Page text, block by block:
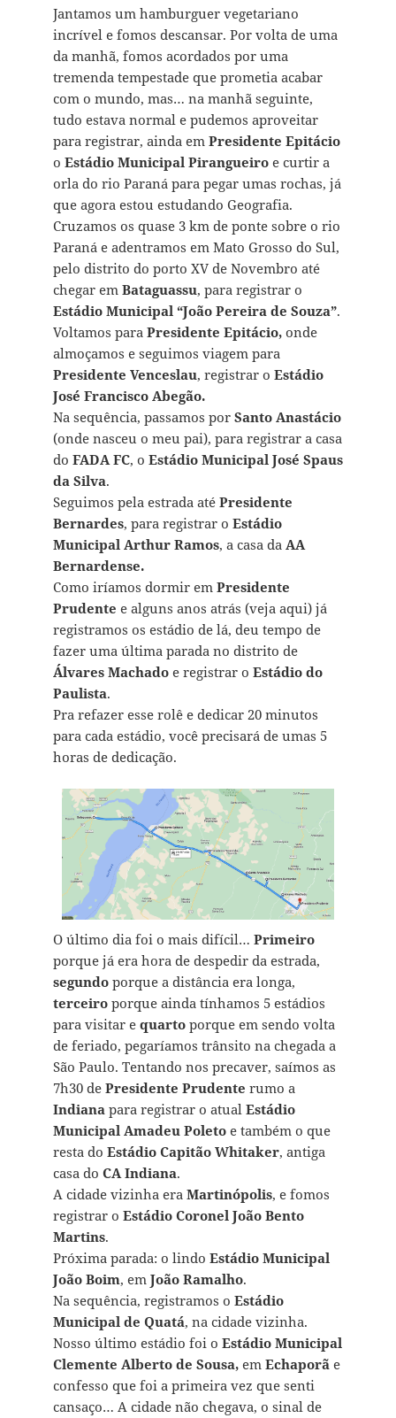
Jantamos um hamburguer vegetariano
incrível e fomos descansar. Por volta de uma
da manhã, fomos acordados por uma
tremenda tempestade que prometia acabar
com o mundo, mas… na manhã seguinte,
tudo estava normal e pudemos aproveitar
para registrar, ainda em Presidente Epitácio
o Estádio Municipal Pirangueiroe curtir a
orla do rio Paraná para pegar umas rochas, já
que agora estou estudando Geografia.
Cruzamos os quase 3 km de ponte sobre o rio
Paraná e adentramos em Mato Grosso do Sul,
pelo distrito do porto XV de Novembro até
chegar em Bataguassu, para registrar o
Estádio Municipal “João Pereira de Souza”.
Voltamos para Presidente Epitácio,onde
almoçamos e seguimos viagem para
Presidente Venceslau, registrar o Estádio
José Francisco Abegão.
Na sequência, passamos por Santo Anastácio
(onde nasceu o meu pai), para registrar a casa
do FADA FC, o Estádio Municipal José Spaus
da Silva.
Seguimos pela estrada até Presidente
Bernardes, para registrar o Estádio
Municipal Arthur Ramos, a casa da AA
Bernardense.
Como iríamos dormir em Presidente
Prudente e alguns anos atrás (veja aqui) já
registramos os estádio de lá, deu tempo de
fazer uma última parada no distrito de
Álvares Machadoe registrar o Estádio do
Paulista.
Pra refazer esse rolê e dedicar 20 minutos
para cada estádio, você precisará de umas 5
horas de dedicação.
O último dia foi o mais difícil… Primeiro
porque já era hora de despedir da estrada,
segundoporque a distância era longa,
terceiroporque ainda tínhamos 5 estádios
para visitar e quartoporque em sendo volta
de feriado, pegaríamos trânsito na chegada a
São Paulo. Tentando nos precaver, saímos as
7h30 de Presidente Prudente rumo a
Indianapara registrar o atual Estádio
Municipal Amadeu Poletoe também o que
resta do Estádio Capitão Whitaker, antiga
casa do CA Indiana.
A cidade vizinha era Martinópolis, e fomos
registrar o Estádio Coronel João Bento
Martins.
Próxima parada: o lindo Estádio Municipal
João Boim, em João Ramalho.
Na sequência, registramos o Estádio
Municipal de Quatá, na cidade vizinha.
Nosso último estádio foi o Estádio Municipal
Clemente Alberto de Sousa,em Echaporãe
confesso que foi a primeira vez que senti
cansaço… A cidade não chegava, o sinal de